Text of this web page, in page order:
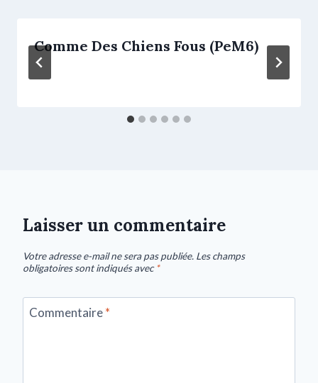
Comme Des Chiens Fous (PeM6)
Laisser un commentaire
Votre adresse e-mail ne sera pas publiée. Les champs
obligatoires sont indiqués avec*
Commentaire*